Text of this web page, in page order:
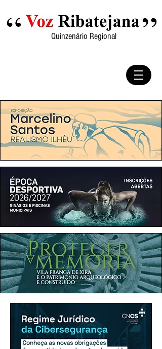
Quinzenário Regional